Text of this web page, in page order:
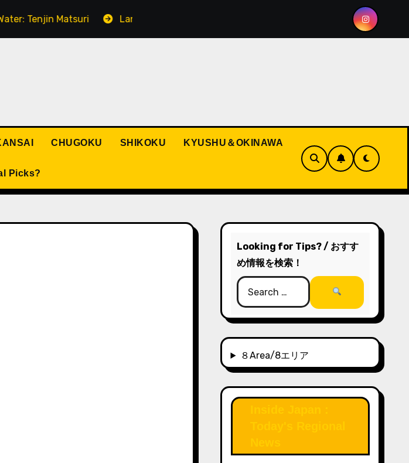
Matsuri Lanterns Lighting the Spirit of Hakata Gion Yamakasa Pokémon and
CHUGOKU SHIKOKU KYUSHU＆OKINAWA
Picks?
Looking for Tips? / おすす
め情報を検索！
８Area/8エリア